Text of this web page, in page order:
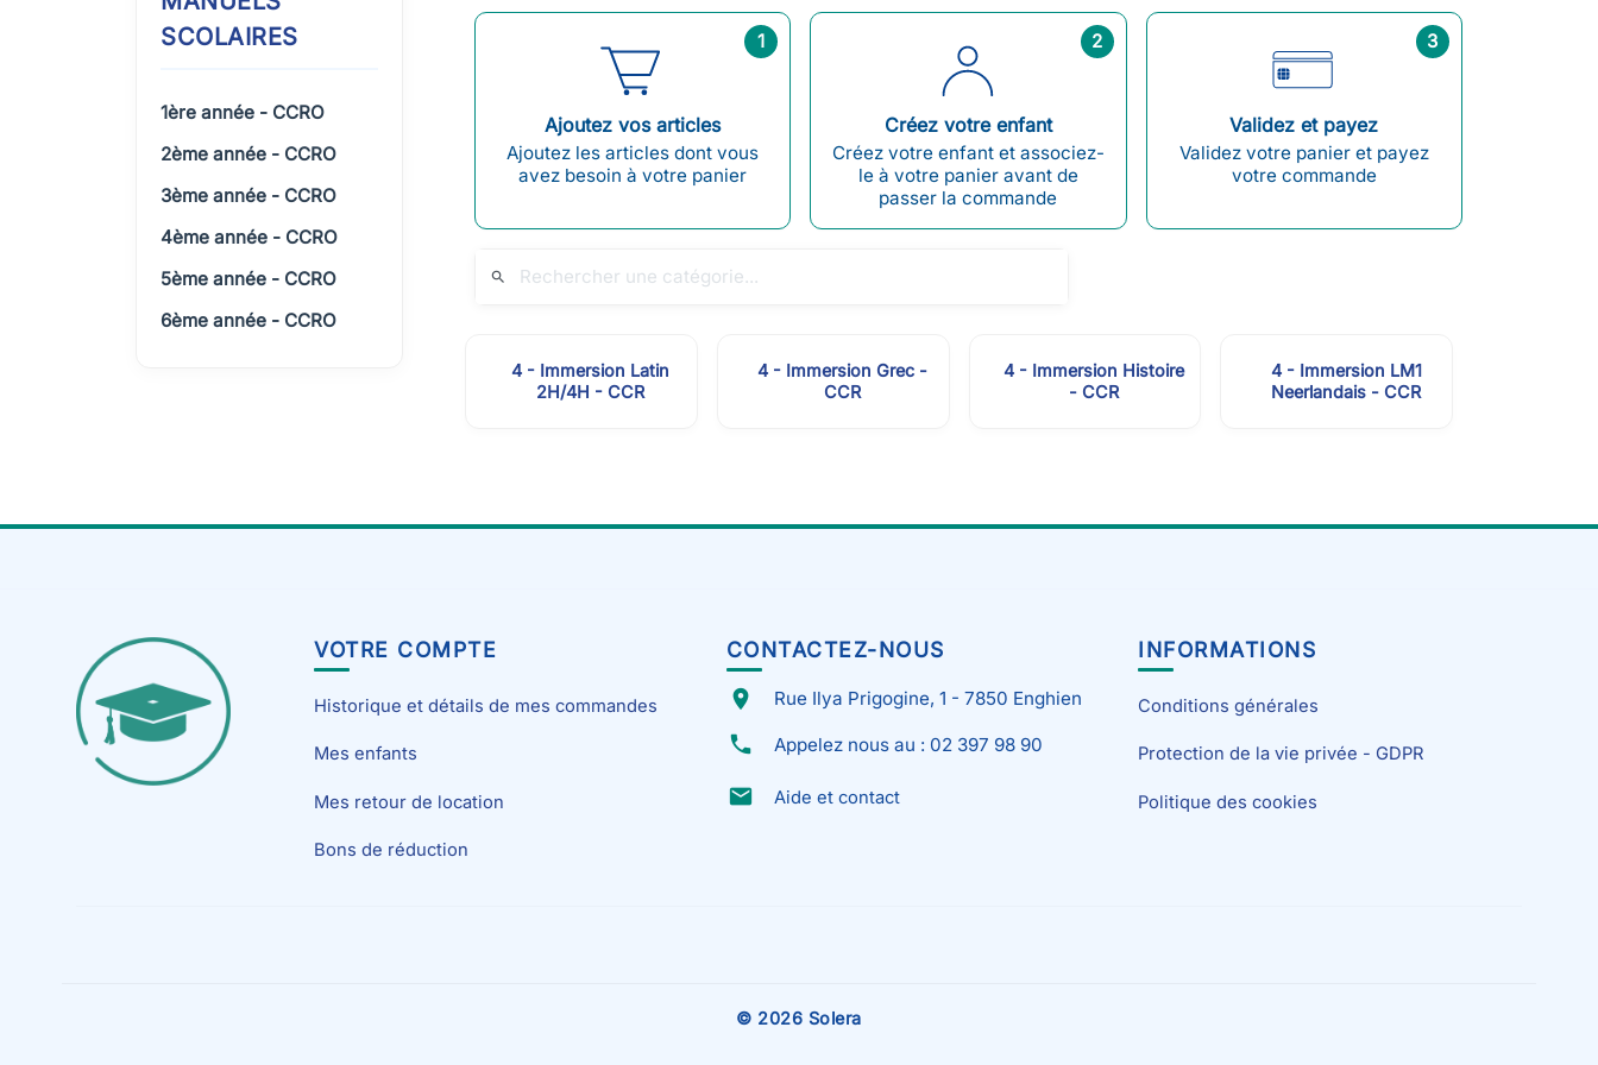
SCOLAIRES
1ère année - CCRO
2ème année - CCRO
3ème année - CCRO
4ème année - CCRO
5ème année - CCRO
6ème année - CCRO
1
Ajoutez vos articles
Ajoutez les articles dont vous
avez besoin à votre panier
2
Créez votre enfant
Créez votre enfant et associez-
le à votre panier avant de
passer la commande
3
Validez et payez
Validez votre panier et payez
votre commande
search
4 - Immersion Latin
2H/4H - CCR
4 - Immersion Grec -
CCR
4 - Immersion Histoire
- CCR
4 - Immersion LM1
Neerlandais - CCR
VOTRE COMPTE
Historique et détails de mes commandes
Mes enfants
Mes retour de location
Bons de réduction
CONTACTEZ-NOUS
place Rue Ilya Prigogine, 1 - 7850 Enghien
phone Appelez nous au : 02 397 98 90
email Aide et contact
INFORMATIONS
Conditions générales
Protection de la vie privée - GDPR
Politique des cookies
© 2026 Solera